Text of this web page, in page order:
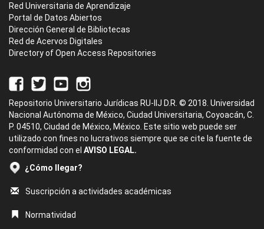
Red Universitaria de Aprendizaje
Portal de Datos Abiertos
Dirección General de Bibliotecas
Red de Acervos Digitales
Directory of Open Access Repositories
Repositorio Universitario Jurídicas RU-IIJ D.R. © 2018. Universidad
Nacional Autónoma de México, Ciudad Universitaria, Coyoacán, C.
P. 04510, Ciudad de México, México. Este sitio web puede ser
utilizado con fines no lucrativos siempre que se cite la fuente de
conformidad con el AVISO LEGAL.
¿Cómo llegar?
Suscripción a actividades académicas
Normatividad